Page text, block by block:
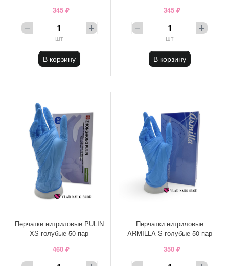
345 ₽
шт
В корзину
345 ₽
шт
В корзину
Перчатки нитриловые PULIN
XS голубые 50 пар
460 ₽
Перчатки нитриловые
ARMILLA S голубые 50 пар
350 ₽